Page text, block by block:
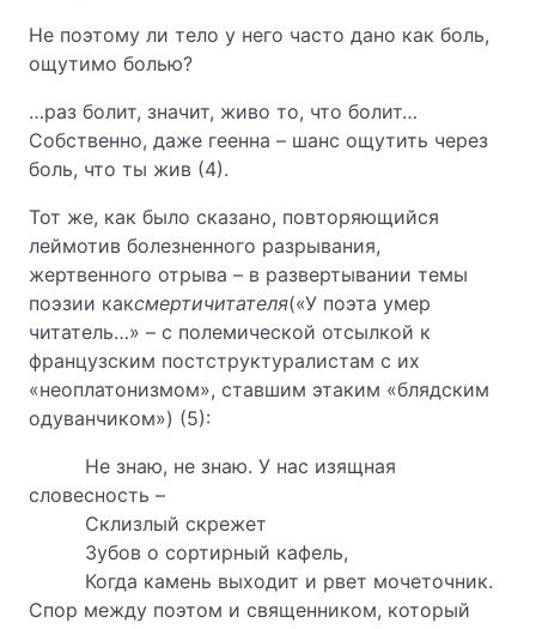
Не поэтому ли тело у него часто дано как боль,
ощутимо болью?
…раз болит, значит, живо то, что болит…
Собственно, даже геенна – шанс ощутить через
боль, что ты жив (4).
Тот же, как было сказано, повторяющийся
леймотив болезненного разрывания,
жертвенного отрыва – в развертывании темы
поэзии каксмертичитателя(«У поэта умер
читатель…» – с полемической отсылкой к
французским постструктуралистам с их
«неоплатонизмом», ставшим этаким «блядским
одуванчиком») (5):
Не знаю, не знаю. У нас изящная
словесность –
Склизлый скрежет
Зубов о сортирный кафель,
Когда камень выходит и рвет мочеточник.
Спор между поэтом и священником, который